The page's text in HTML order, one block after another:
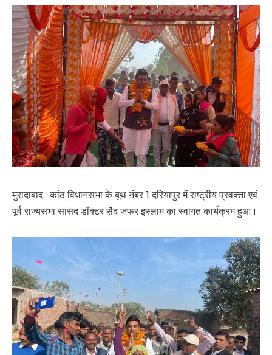
मुरादाबाद।कांठ विधानसभा के बूथ नंबर 1 दरियापुर में राष्ट्रीय प्रवक्ता एवं
पूर्व राज्यसभा सांसद डॉक्टर सैद जफर इस्लाम का स्वागत कार्यक्रम हुआ।